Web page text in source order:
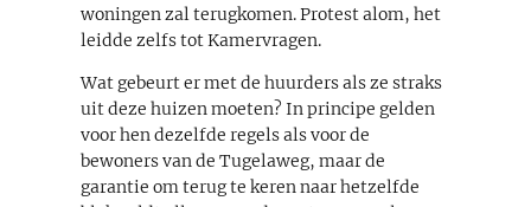
woningen zal terugkomen. Protest alom, het
leidde zelfs tot Kamervragen.
Wat gebeurt er met de huurders als ze straks
uit deze huizen moeten? In principe gelden
voor hen dezelfde regels als voor de
bewoners van de Tugelaweg, maar de
garantie om terug te keren naar hetzelfde